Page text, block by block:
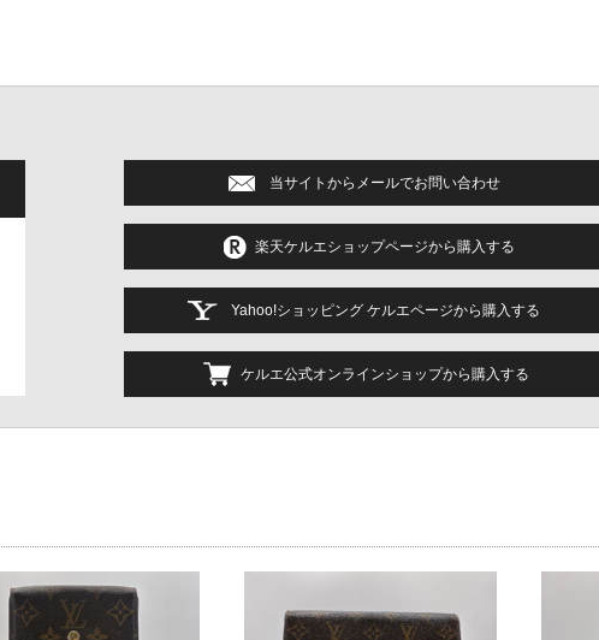
ープン★関西最大級の売場と品揃え
ーと関西最大級の品揃えでお客様をお迎えいたします。ORIS時計の幅広いコレク
初めて、豊富なストラップの取り扱いもいたします。落ち着いた雰囲気の中でゆ
当サイトからメールでお問い合わせ
楽天ケルエショップページから購入する
Yahoo!ショッピング ケルエページから購入する
ケルエ公式オンラインショップから購入する